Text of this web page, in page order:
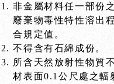
非金屬材料任一部份
廢棄物毒性特性溶出
合規定值。
不得含有石綿成份。
所含天然放射性物質
材表面0.1公尺處之輻